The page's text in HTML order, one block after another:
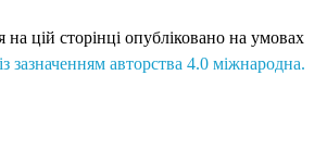
на цій сторінці опубліковано на умовах
зазначенням авторства 4.0 міжнародна.